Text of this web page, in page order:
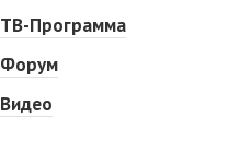
ТВ-Программа
Форум
Видео